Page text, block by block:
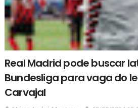
Real Madrid pode buscar
Bundesliga para vaga do
Carvajal